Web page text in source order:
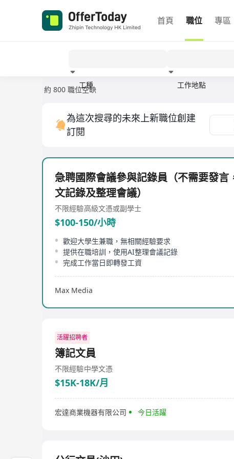
首頁 職位 專區
工種 工作地點
約 800 職位空缺
為這次搜尋的未來上新職位創建
訂閱
急聘國際會議參與記錄員（不需要發言
文記錄及整理會議）
不限經驗高級文憑或副學士
$100-150/小時
歡迎大學生兼職，無相關經驗要求
提供在職培訓，使用AI整理會議記錄
完成工作當日即轉發工資
Max Media
活躍招聘者
簿記文員
不限經驗中學文憑
$15K-18K/月
宏達商業機器有限公司 今日活躍